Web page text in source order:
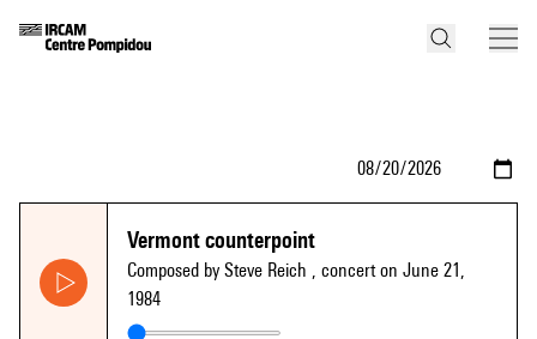
Vermont counterpoint
Composed by Steve Reich , concert on June 21,
1984